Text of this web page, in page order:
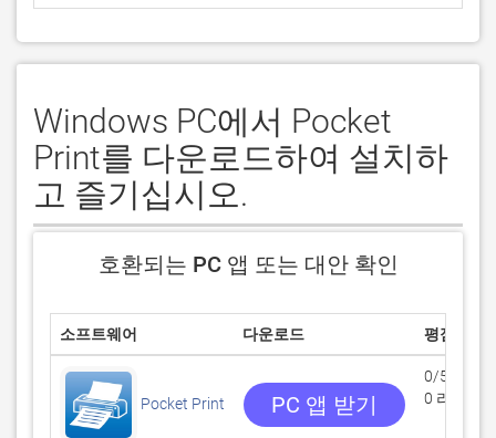
Windows PC에서 Pocket
Print를 다운로드하여 설치하
고 즐기십시오.
호환되는 PC 앱 또는 대안 확인
소프트웨어 다운로드 평점
Pocket Print PC 앱 받기
0/5
0 리뷰